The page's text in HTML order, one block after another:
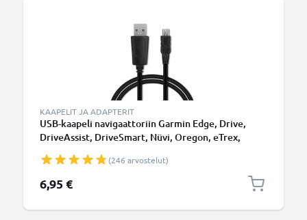
KAAPELIT JA ADAPTERIT
USB-kaapeli navigaattoriin Garmin Edge, Drive,
DriveAssist, DriveSmart, Nüvi, Oregon, eTrex,
(246 arvostelut)
6,95 €